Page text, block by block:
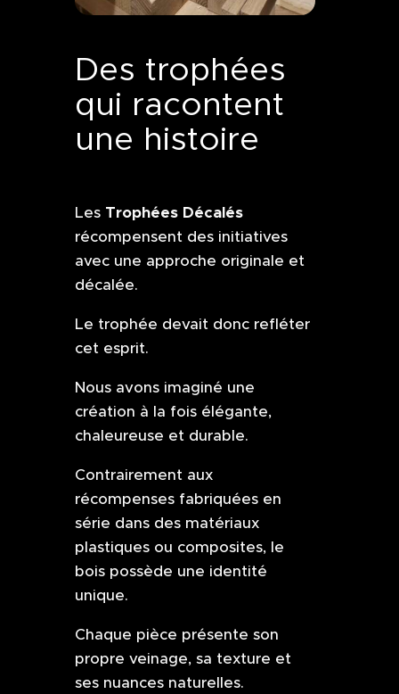
Des trophées
qui racontent
une histoire
Les Trophées Décalés
récompensent des initiatives
avec une approche originale et
décalée.
Le trophée devait donc refléter
cet esprit.
Nous avons imaginé une
création à la fois élégante,
chaleureuse et durable.
Contrairement aux
récompenses fabriquées en
série dans des matériaux
plastiques ou composites, le
bois possède une identité
unique.
Chaque pièce présente son
propre veinage, sa texture et
ses nuances naturelles.